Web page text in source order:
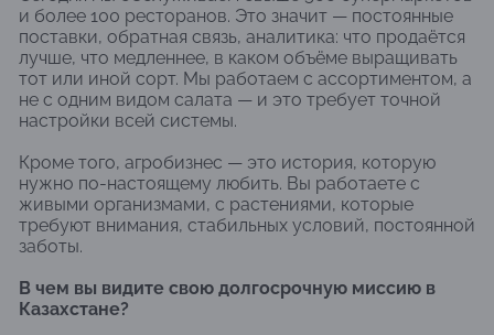
и более 100 ресторанов. Это значит — постоянные
поставки, обратная связь, аналитика: что продаётся
лучше, что медленнее, в каком объёме выращивать
тот или иной сорт. Мы работаем с ассортиментом, а
не с одним видом салата — и это требует точной
настройки всей системы.
Кроме того, агробизнес — это история, которую
нужно по-настоящему любить. Вы работаете с
живыми организмами, с растениями, которые
требуют внимания, стабильных условий, постоянной
заботы.
В чем вы видите свою долгосрочную миссию в
Казахстане?